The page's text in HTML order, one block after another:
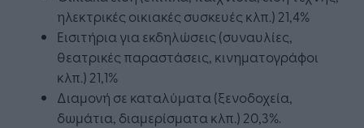
ηλεκτρικές οικιακές συσκευές κλπ.) 21,4%
Εισιτήρια για εκδηλώσεις (συναυλίες,
θεατρικές παραστάσεις, κινηματογράφοι
κλπ.) 21,1%
Διαμονή σε καταλύματα (ξενοδοχεία,
δωμάτια, διαμερίσματα κλπ.) 20,3%.